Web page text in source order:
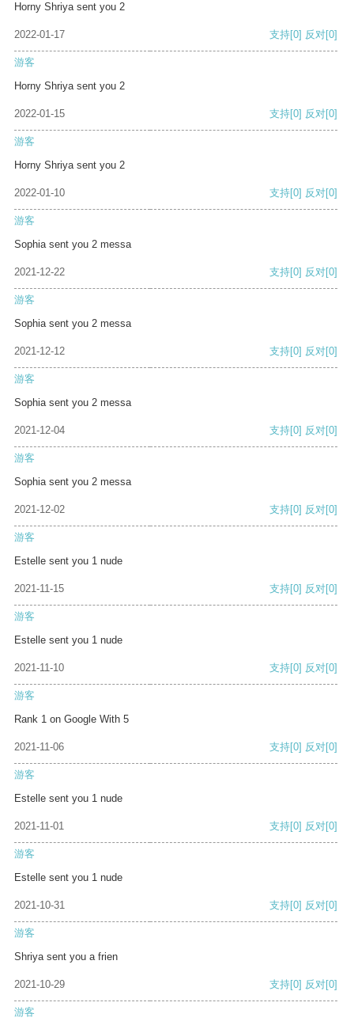
Horny Shriya sent you 2
2022-01-17 支持[0] 反对[0]
游客
Horny Shriya sent you 2
2022-01-15 支持[0] 反对[0]
游客
Horny Shriya sent you 2
2022-01-10 支持[0] 反对[0]
游客
Sophia sent you 2 messa
2021-12-22 支持[0] 反对[0]
游客
Sophia sent you 2 messa
2021-12-12 支持[0] 反对[0]
游客
Sophia sent you 2 messa
2021-12-04 支持[0] 反对[0]
游客
Sophia sent you 2 messa
2021-12-02 支持[0] 反对[0]
游客
Estelle sent you 1 nude
2021-11-15 支持[0] 反对[0]
游客
Estelle sent you 1 nude
2021-11-10 支持[0] 反对[0]
游客
Rank 1 on Google With 5
2021-11-06 支持[0] 反对[0]
游客
Estelle sent you 1 nude
2021-11-01 支持[0] 反对[0]
游客
Estelle sent you 1 nude
2021-10-31 支持[0] 反对[0]
游客
Shriya sent you a frien
2021-10-29 支持[0] 反对[0]
游客